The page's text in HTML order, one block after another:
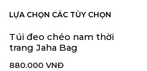
LỰA CHỌN CÁC TÙY CHỌN
Túi đeo chéo nam thời
trang Jaha Bag
880.000 VNĐ